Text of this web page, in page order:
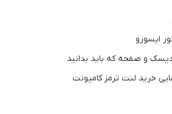
ایسوزو
و صفحه که باید بدانید
خرید لنت ترمز کامیونت